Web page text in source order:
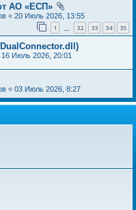
АО «ЕСП»
« 20 Июль 2026, 13:55
1 32 33 34 35
16 Июль 2026, 20:01
« 03 Июль 2026, 8:27